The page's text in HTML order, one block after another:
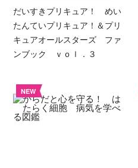
だいすきプリキュア！ めい
たんていプリキュア！＆プリ
キュアオールスターズ ファ
ンブック ｖｏｌ．３
NEW